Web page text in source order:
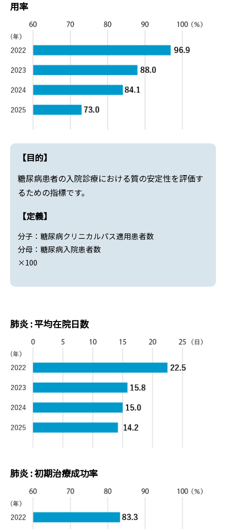
用率
【目的】
糖尿病患者の入院診療における質の安定性を評価す
るための指標です。
【定義】
分子：糖尿病クリニカルパス適用患者数
分母：糖尿病入院患者数
×100
肺炎 : 平均在院日数
肺炎 : 初期治療成功率